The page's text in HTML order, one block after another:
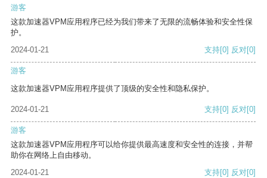
游客
这款加速器VPM应用程序已经为我们带来了无限的流畅体验和安全性保
护。
2024-01-21
支持[0] 反对[0]
游客
这款加速器VPM应用程序提供了顶级的安全性和隐私保护。
2024-01-21 支持[0] 反对[0]
游客
这款加速器VPM应用程序可以给你提供最高速度和安全性的连接，并帮
助你在网络上自由移动。
2024-01-21
支持[0] 反对[0]